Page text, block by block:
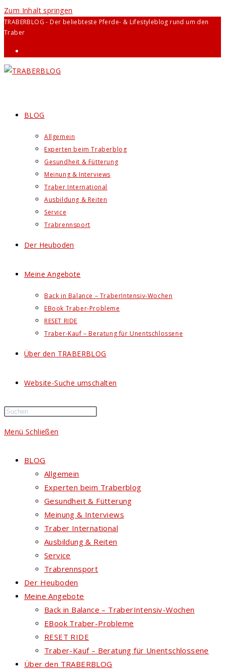
Zum Inhalt springen
TRABERBLOG - Der beliebteste Pferde- & Lifestyleblog rund um den
Traber
BLOG
Allgemein
Experten beim Traberblog
Gesundheit & Fütterung
Meinung & Interviews
Traber International
Ausbildung & Reiten
Service
Trabrennsport
Der Heuboden
Meine Angebote
Back in Balance – TraberIntensiv-Wochen
EBook Traber-Probleme
RESET RIDE
Traber-Kauf – Beratung für Unentschlossene
Über den TRABERBLOG
Website-Suche umschalten
Menü Schließen
BLOG
Allgemein
Experten beim Traberblog
Gesundheit & Fütterung
Meinung & Interviews
Traber International
Ausbildung & Reiten
Service
Trabrennsport
Der Heuboden
Meine Angebote
Back in Balance – TraberIntensiv-Wochen
EBook Traber-Probleme
RESET RIDE
Traber-Kauf – Beratung für Unentschlossene
Über den TRABERBLOG